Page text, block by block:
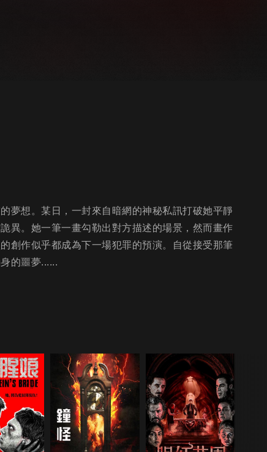
夢想。某日，一封來自暗網的神秘私訊打破她平靜
異。她一筆一畫勾勒出對方描述的場景，然而畫作
創作似乎都成為下一場犯罪的預演。自從接受那筆
的噩夢......